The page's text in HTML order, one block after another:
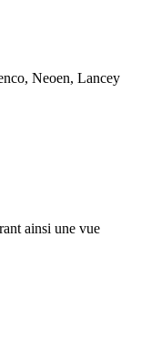
Neoen, Lancey
ainsi une vue